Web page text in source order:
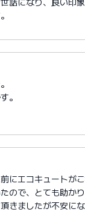
。
にエコキュートが
ので、とても助かり
きましたが不安に